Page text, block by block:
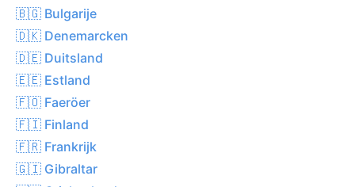
🇧🇬 Bulgarije
🇩🇰 Denemarcken
🇩🇪 Duitsland
🇪🇪 Estland
🇫🇴 Faeröer
🇫🇮 Finland
🇫🇷 Frankrijk
🇬🇮 Gibraltar